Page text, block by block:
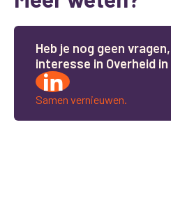
Heb je nog geen vragen,
interesse in Overheid in
Samen vernieuwen.